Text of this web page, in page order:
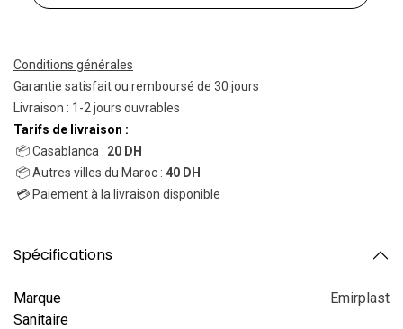
Conditions générales
Garantie satisfait ou remboursé de 30 jours
Livraison : 1-2 jours ouvrables
Tarifs de livraison :
📦 Casablanca : 20 DH
📦 Autres villes du Maroc : 40 DH
💳 Paiement à la livraison disponible
Spécifications
Marque
Sanitaire
Emirplast